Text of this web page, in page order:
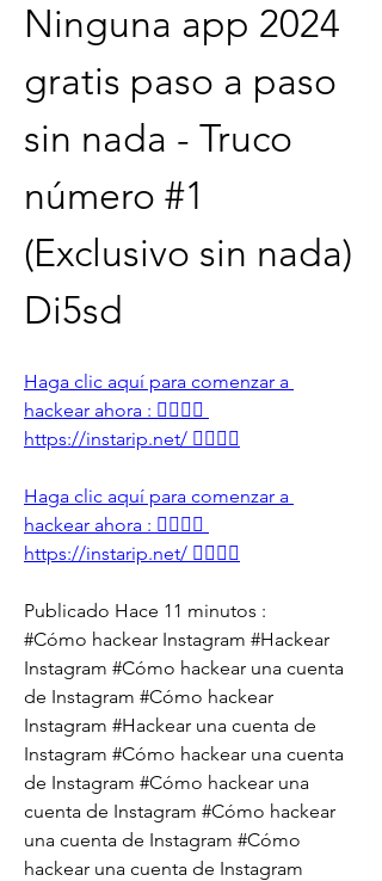
Ninguna app 2024
gratis paso a paso
sin nada - Truco
número #1
(Exclusivo sin nada)
Di5sd
Haga clic aquí para comenzar a
hackear ahora : 👉🏻👉🏻
https://instarip.net/ 👈🏻👈🏻
Haga clic aquí para comenzar a
hackear ahora : 👉🏻👉🏻
https://instarip.net/ 👈🏻👈🏻
Publicado Hace 11 minutos :
#Cómo hackear Instagram #Hackear
Instagram #Cómo hackear una cuenta
de Instagram #Cómo hackear
Instagram #Hackear una cuenta de
Instagram #Cómo hackear una cuenta
de Instagram #Cómo hackear una
cuenta de Instagram #Cómo hackear
una cuenta de Instagram #Cómo
hackear una cuenta de Instagram